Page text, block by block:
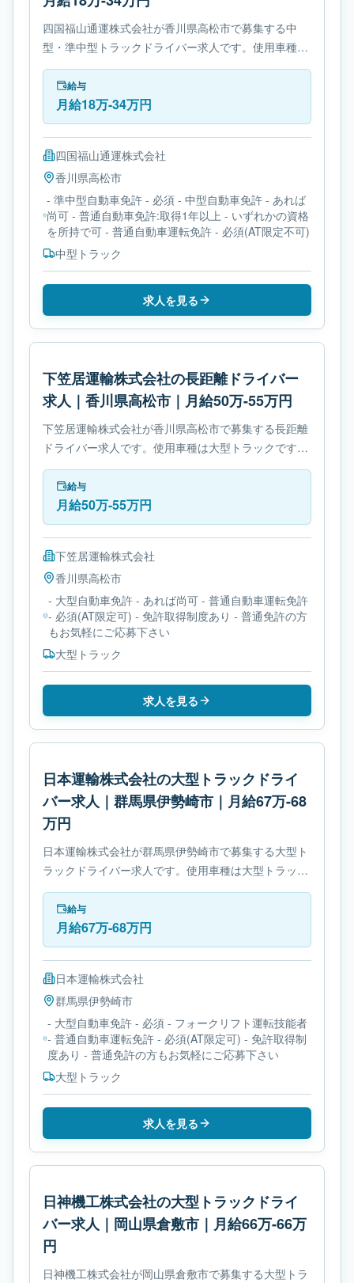
四国福山通運株式会社が香川県高松市で募集する中
型・準中型トラックドライバー求人です。使用車種は
中型トラックです。勤務時間は- 変形労働時間制で
す。必要免許は- 準中型自動車免許です。
給与
月給18万-34万円
四国福山通運株式会社
香川県高松市
- 準中型自動車免許 - 必須 - 中型自動車免許 - あれば
尚可 - 普通自動車免許:取得1年以上 - いずれかの資格
を所持で可 - 普通自動車運転免許 - 必須(AT限定不可)
中型トラック
求人を見る
下笠居運輸株式会社の長距離ドライバー
求人｜香川県高松市｜月給50万-55万円
下笠居運輸株式会社が香川県高松市で募集する長距離
ドライバー求人です。使用車種は大型トラックです。
必要免許は- 大型自動車免許です。
給与
月給50万-55万円
下笠居運輸株式会社
香川県高松市
- 大型自動車免許 - あれば尚可 - 普通自動車運転免許
- 必須(AT限定可) - 免許取得制度あり - 普通免許の方
もお気軽にご応募下さい
大型トラック
求人を見る
日本運輸株式会社の大型トラックドライ
バー求人｜群馬県伊勢崎市｜月給67万-68
万円
日本運輸株式会社が群馬県伊勢崎市で募集する大型ト
ラックドライバー求人です。使用車種は大型トラック
です。勤務時間は- 変形労働時間制です。必要免許は-
大型自動車免許です。
給与
月給67万-68万円
日本運輸株式会社
群馬県伊勢崎市
- 大型自動車免許 - 必須 - フォークリフト運転技能者
- 普通自動車運転免許 - 必須(AT限定可) - 免許取得制
度あり - 普通免許の方もお気軽にご応募下さい
大型トラック
求人を見る
日神機工株式会社の大型トラックドライ
バー求人｜岡山県倉敷市｜月給66万-66万
円
日神機工株式会社が岡山県倉敷市で募集する大型トラ